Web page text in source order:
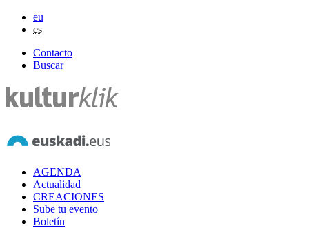
eu
es
Contacto
Buscar
AGENDA
Actualidad
CREACIONES
Sube tu evento
Boletín